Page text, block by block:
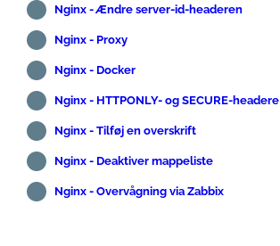
Nginx - Ændre server-id-headeren
Nginx - Proxy
Nginx - Docker
Nginx - HTTPONLY- og SECURE-headere
Nginx - Tilføj en overskrift
Nginx - Deaktiver mappeliste
Nginx - Overvågning via Zabbix